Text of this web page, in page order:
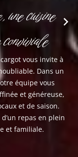
cuisine
vous invite à
Dans un
équipe vous
et généreuse,
et de saison.
repas en plein
et familiale.